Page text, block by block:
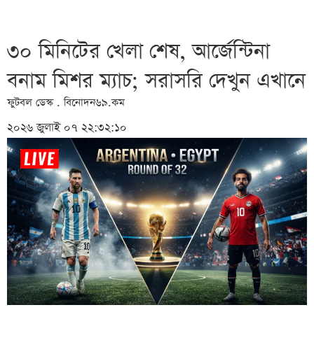
৩০ মিনিটের খেলা শেষ, আর্জেন্টিনা
বনাম মিশর ম্যাচ; সরাসরি দেখুন এখানে
ফুটবল ডেস্ক . বিনোদন৬৯.কম
২০২৬ জুলাই ০৭ ২২:৩২:১০